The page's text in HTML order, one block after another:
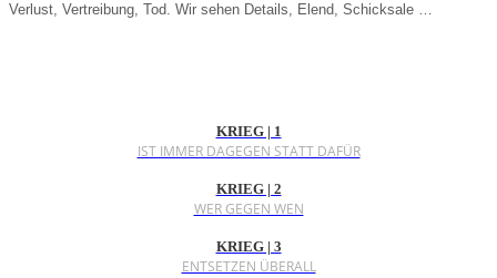
Verlust, Vertreibung, Tod. Wir sehen Details, Elend, Schicksale …
KRIEG | 1
IST IMMER DAGEGEN STATT DAFÜR
KRIEG | 2
WER GEGEN WEN
KRIEG | 3
ENTSETZEN ÜBERALL